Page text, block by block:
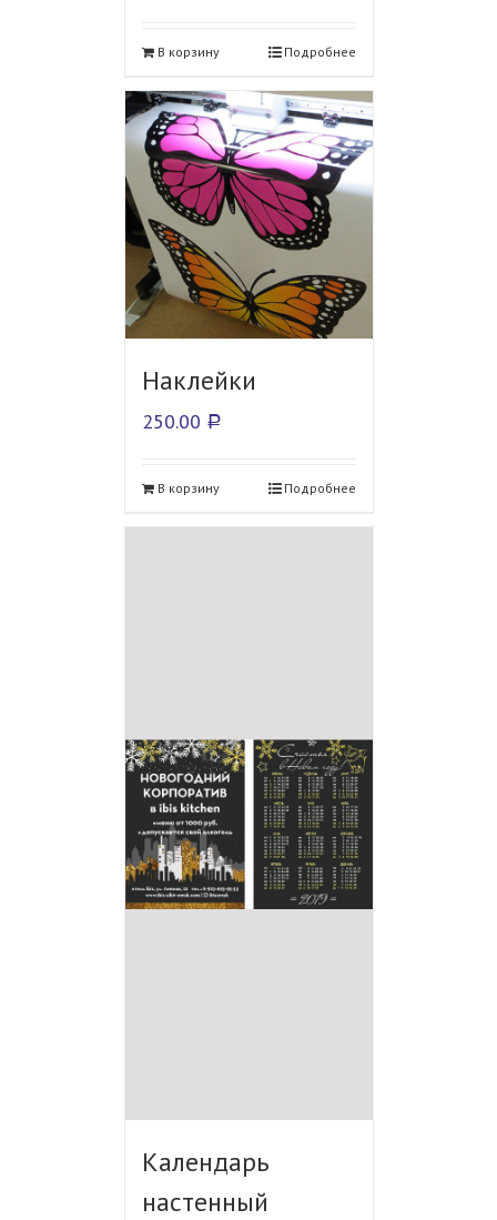
В корзину Подробнее
Наклейки
250.00 Р
В корзину Подробнее
Календарь
настенный